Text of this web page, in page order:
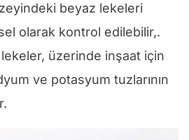
beyaz lekeleri
olarak kontrol edilebilir,.
üzerinde inşaat için
ve potasyum tuzlarının